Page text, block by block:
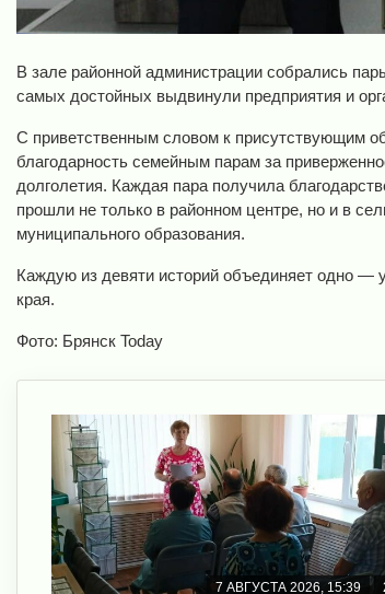
В зале районной администрации собрались
самых достойных выдвинули предприятия и
С приветственным словом к присутствующим
благодарность семейным парам за
долголетия. Каждая пара получила
прошли не только в районном центре, но и в
муниципального образования.
Каждую из девяти историй объединяет одно —
края.
Фото: Брянск Today
7 АВГУСТА 2026, 15:39